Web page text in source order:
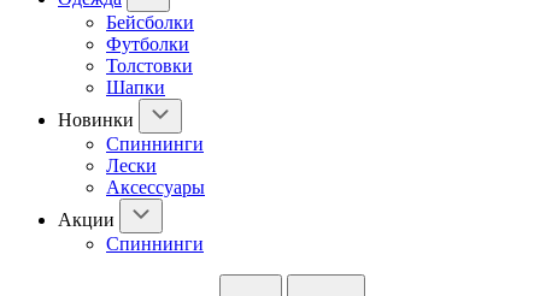
Бейсболки
Футболки
Толстовки
Шапки
Новинки
Спиннинги
Лески
Аксессуары
Акции
Спиннинги